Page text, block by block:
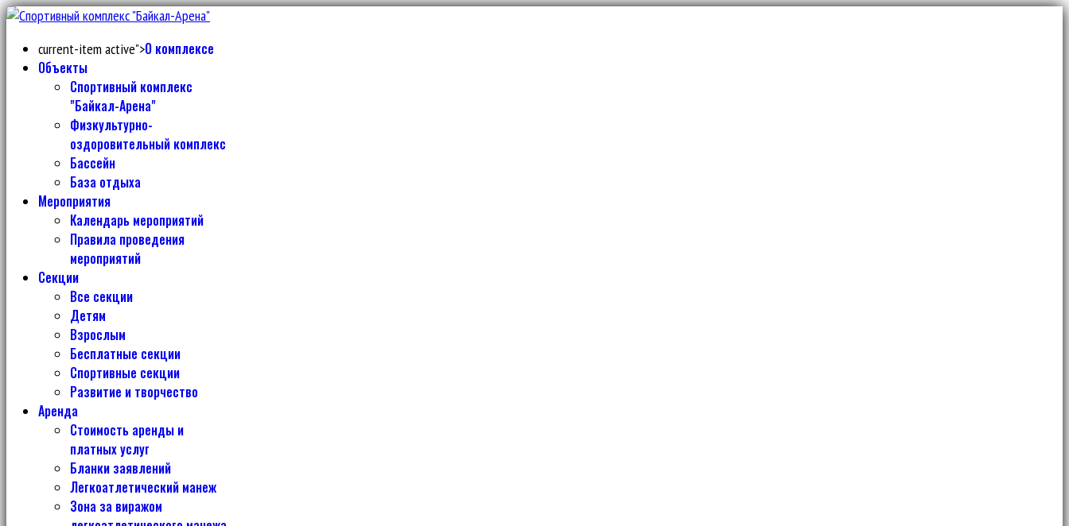
current-item active">О комплексе
Объекты
Спортивный комплекс
"Байкал-Арена"
Физкультурно-
оздоровительный комплекс
Бассейн
База отдыха
Мероприятия
Календарь мероприятий
Правила проведения
мероприятий
Секции
Все секции
Детям
Взрослым
Бесплатные секции
Спортивные секции
Развитие и творчество
Аренда
Стоимость аренды и
платных услуг
Бланки заявлений
Легкоатлетический манеж
Зона за виражом